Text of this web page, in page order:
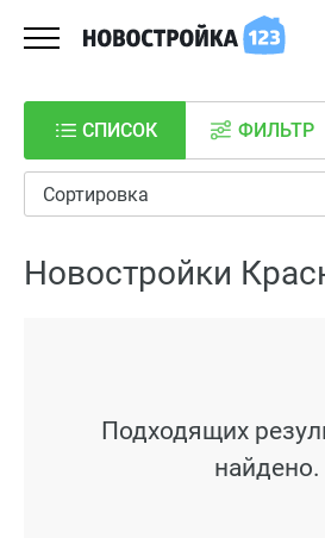
СПИСОК ФИЛЬТР
Сортировка
Новостройки
Подходящих
найдено.